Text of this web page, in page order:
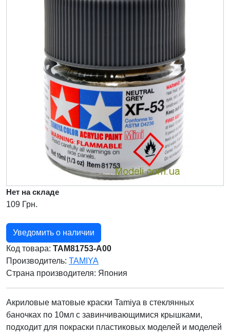
Нет на складе
109 Грн.
Уведомить о наличии
Код товара: TAM81753-A00
Производитель: TAMIYA
Страна производителя: Япония
Акриловые матовые краски Tamiya в стеклянных
баночках по 10мл с завинчивающимися крышками,
подходит для покраски пластиковых моделей и моделей